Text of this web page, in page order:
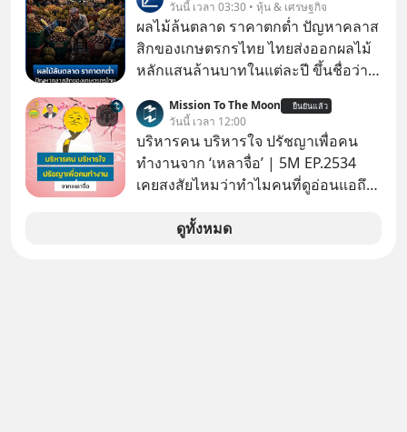
เครือเจริญโภคภัณฑ์
หน่วยความจำ โมเดล AI ยันหุ่นยนต์
✅ได้การรับยกเว้นภาษี Capital Gain
ตามกฎหมายภาษีของประเทศไทย
วันนี้ เวลา 03:30 • หุ้น & เศรษฐกิจ
ผลไม้ล้นตลาด ราคาตกต่ำ ปัญหาคลาส
สิกของเกษตรกรไทย ไทยส่งออกผลไม้
หลักแสนล้านบาทในแต่ละปี ขึ้นชื่อว่า
เบอร์ต้น ๆ ของโลก
Mission To The Moon ยืนยันแล้ว
วันนี้ เวลา 12:00
บริหารคน บริหารใจ ปรัชญาเพื่อคน
ทำงานจาก ‘เหลาจื่อ’ | 5M EP.2534
เคยสงสัยไหมว่าทำไมคนที่ดูอ่อนแอถึง
สถานการณ์ แล้วทำไมคนที่ไม่ออกแรง
ดูทั้งหมด